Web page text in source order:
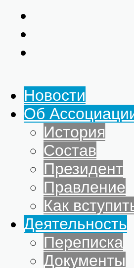
Новости
Об
История
Состав
Президент
Правление
Как
Деятельность
Переписка
Документы